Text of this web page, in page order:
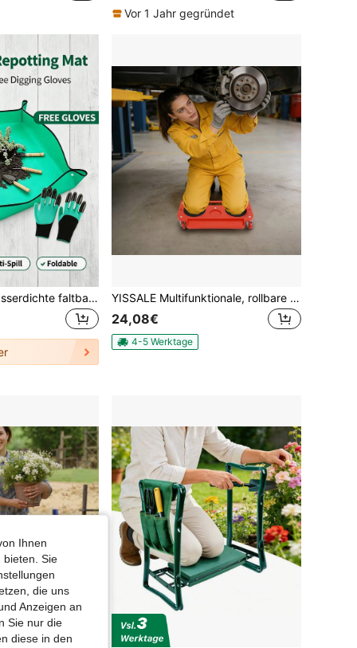
Vor 1 Jahr gegründet
1 Stück Stück wasserdichte faltbare Pflanzumtopfmatte mit kostenlosen Garten-Grabhandschuhen, dicke PE Anti-Auslauf Gartenarbeitsschale zum Umtopfen von Sukkulenten und Blumen, zum Mischen von Erde, Garten-Umtopfmatte + kostenlose Garten-Krallenhandschuhe YISSALE Multifunktionale, rollbare Knieschoner mit Werkzeugablage, ergonomische Kniematte aus weichem Schwamm mit 5 Universalrollen, für Autoreparaturen, Gartenarbeit, Fliesenlegen und Bauarbeiten, 49 x 25 cm
24,08€
4-5 Werktage
Ihnen
bieten. Sie
die uns
Anzeigen an
Sie nur die
diese in den